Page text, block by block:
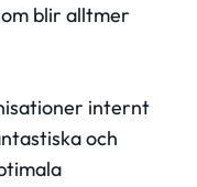
blir alltmer
internt
och